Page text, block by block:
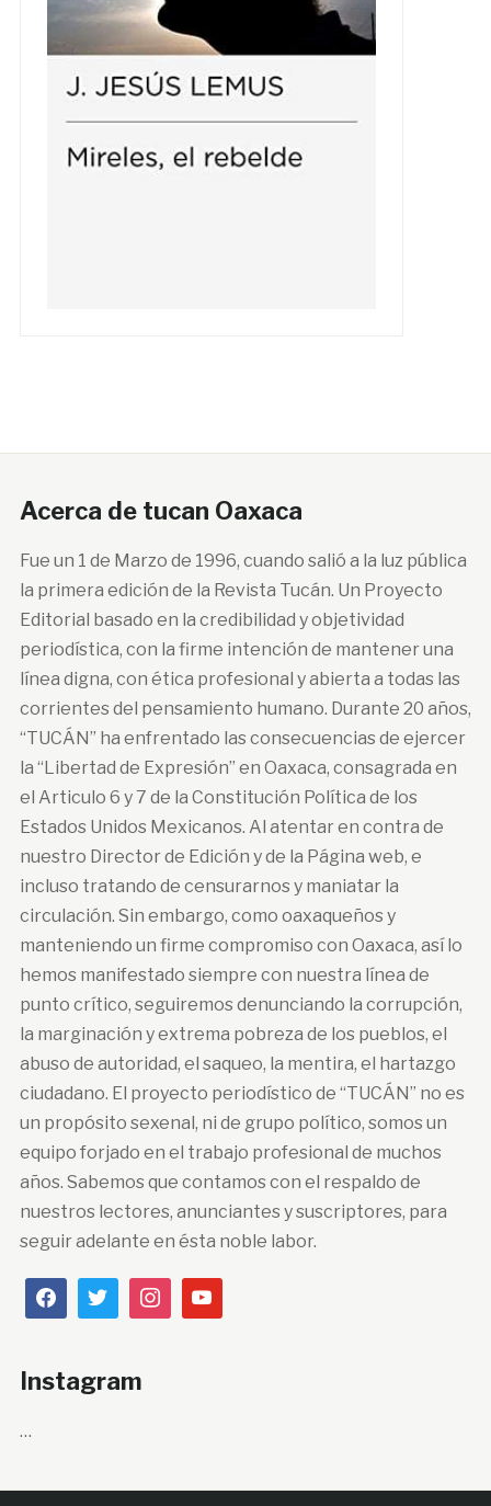
Acerca de tucan Oaxaca
Fue un 1 de Marzo de 1996, cuando salió a la luz pública
la primera edición de la Revista Tucán. Un Proyecto
Editorial basado en la credibilidad y objetividad
periodística, con la firme intención de mantener una
línea digna, con ética profesional y abierta a todas las
corrientes del pensamiento humano. Durante 20 años,
“TUCÁN” ha enfrentado las consecuencias de ejercer
la “Libertad de Expresión” en Oaxaca, consagrada en
el Articulo 6 y 7 de la Constitución Política de los
Estados Unidos Mexicanos. Al atentar en contra de
nuestro Director de Edición y de la Página web, e
incluso tratando de censurarnos y maniatar la
circulación. Sin embargo, como oaxaqueños y
manteniendo un firme compromiso con Oaxaca, así lo
hemos manifestado siempre con nuestra línea de
punto crítico, seguiremos denunciando la corrupción,
la marginación y extrema pobreza de los pueblos, el
abuso de autoridad, el saqueo, la mentira, el hartazgo
ciudadano. El proyecto periodístico de “TUCÁN” no es
un propósito sexenal, ni de grupo político, somos un
equipo forjado en el trabajo profesional de muchos
años. Sabemos que contamos con el respaldo de
nuestros lectores, anunciantes y suscriptores, para
seguir adelante en ésta noble labor.
Instagram
…